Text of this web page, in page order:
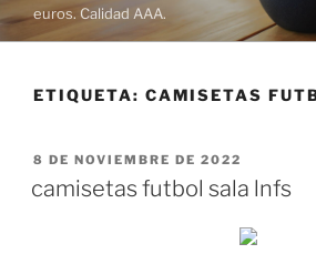
euros. Calidad AAA.
ETIQUETA: CAMISETAS
PUBLICADO
8 DE NOVIEMBRE DE 2022
camisetas futbol sala lnfs